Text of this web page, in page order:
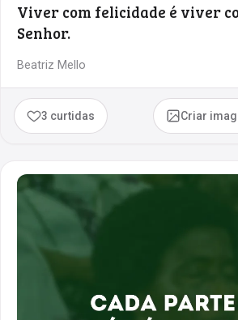
Viver com felicidade é viver
Senhor.
Beatriz Mello
3 curtidas Criar